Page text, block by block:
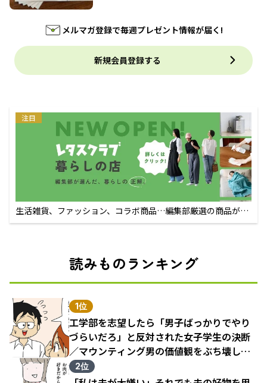
メルマガ登録で毎週プレゼント情報が届く!
新規会員登録する
注目
生活雑貨、ファッション、コラボ商品…編集部厳選の商品が買
えるECサイト
読みものランキング
1位
工学部を志望したら「男子ばっかりでやり
づらいだろ」と反対された女子学生の決断
／マウンティング男の価値観をぶち壊した
結果（1）
2位